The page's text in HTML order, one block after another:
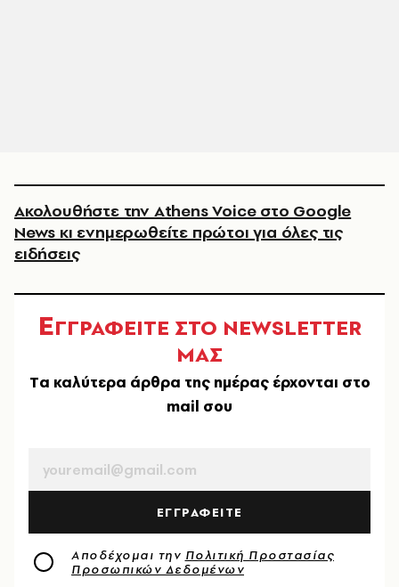
Ακολουθήστε την Athens Voice στο Google
News κι ενημερωθείτε πρώτοι για όλες τις
ειδήσεις
ΕΓΓΡΑΦΕΙΤΕ ΣΤΟ NEWSLETTER
ΜΑΣ
Tα καλύτερα άρθρα της ημέρας έρχονται στο
mail σου
ΕΓΓΡΑΦΕΙΤΕ
Αποδέχομαι την Πολιτική Προστασίας
Προσωπικών Δεδομένων